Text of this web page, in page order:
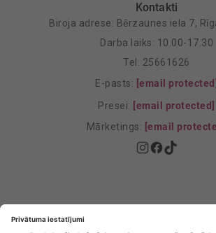
Kontakti
Biroja adrese: Bērzaunes iela 7,
Darba laiks: 10.00-17.30
Tel: 25661626
E-pasts: [email protected]
Presei: [email protected]
Mārketings: [email
Privātuma Iestatījumi